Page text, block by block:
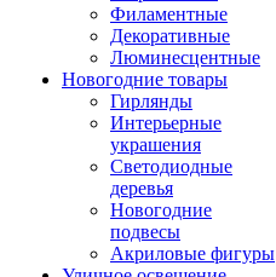
Филаментные
Декоративные
Люминесцентные
Новогодние товары
Гирлянды
Интерьерные
украшения
Светодиодные
деревья
Новогодние
подвесы
Акриловые фигуры